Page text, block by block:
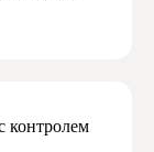
контролем